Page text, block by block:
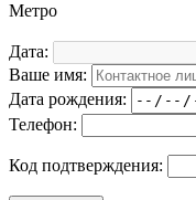
Метро
Дата:
Ваше имя:
Дата рождения:
Телефон:
Код подтверждения: